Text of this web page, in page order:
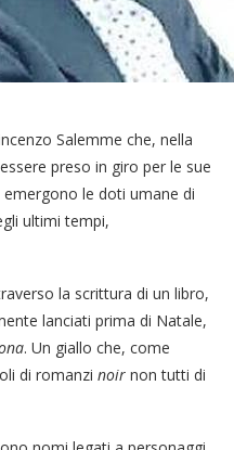
Salemme che, nella
preso in giro per le sue
le doti umane di
ultimi tempi,
la scrittura di un libro,
lanciati prima di Natale,
. Un giallo che, come
di romanzi noir non tutti di